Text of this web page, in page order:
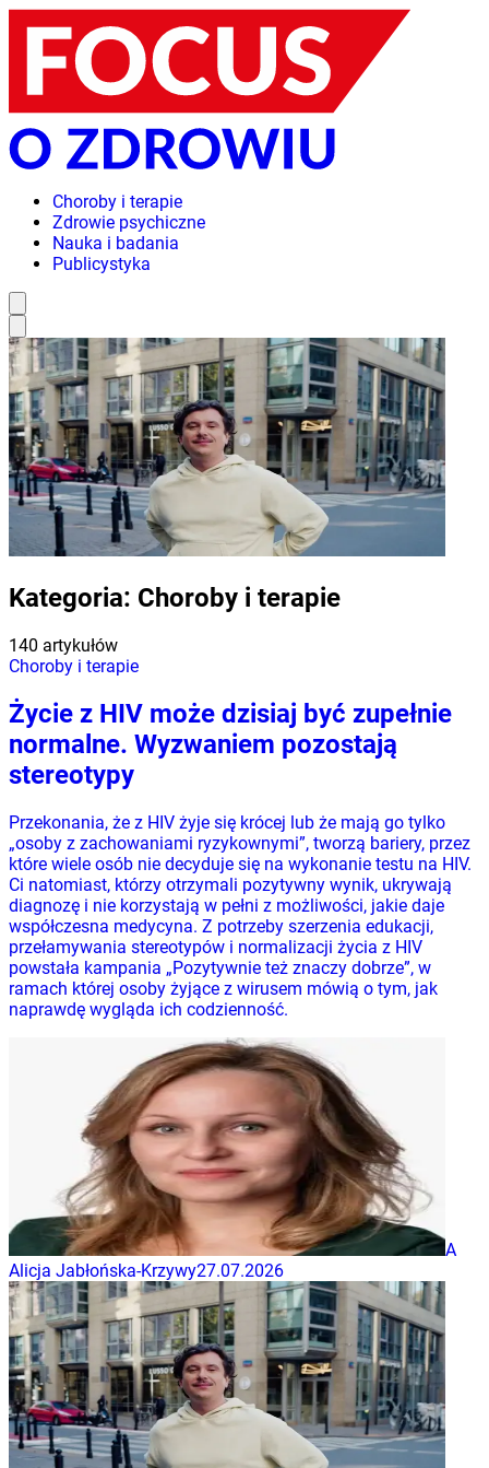
Choroby i terapie
Zdrowie psychiczne
Nauka i badania
Publicystyka
Kategoria: Choroby i terapie
140 artykułów
Choroby i terapie
Życie z HIV może dzisiaj być zupełnie
normalne. Wyzwaniem pozostają
stereotypy
Przekonania, że z HIV żyje się krócej lub że mają go tylko
„osoby z zachowaniami ryzykownymi”, tworzą bariery, przez
które wiele osób nie decyduje się na wykonanie testu na HIV.
Ci natomiast, którzy otrzymali pozytywny wynik, ukrywają
diagnozę i nie korzystają w pełni z możliwości, jakie daje
współczesna medycyna. Z potrzeby szerzenia edukacji,
przełamywania stereotypów i normalizacji życia z HIV
powstała kampania „Pozytywnie też znaczy dobrze”, w
ramach której osoby żyjące z wirusem mówią o tym, jak
naprawdę wygląda ich codzienność.
A
Alicja Jabłońska-Krzywy27.07.2026